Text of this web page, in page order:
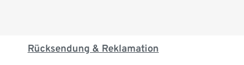
Rücksendung & Reklamation